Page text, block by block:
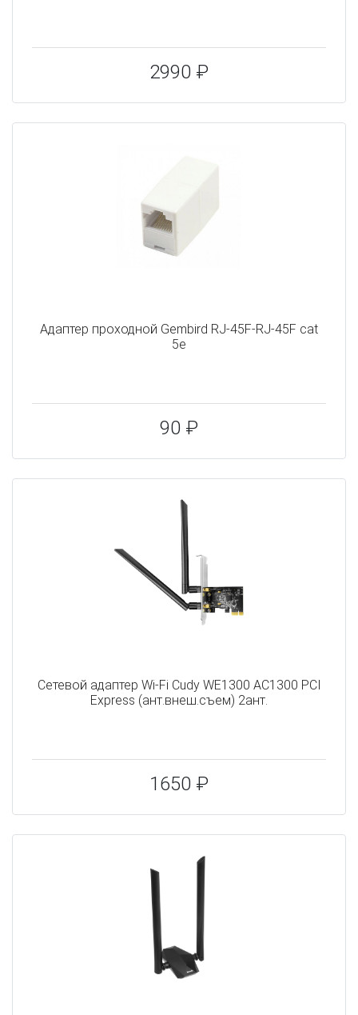
2990 ₽
Адаптер проходной Gembird RJ-45F-RJ-45F cat
5e
90 ₽
Сетевой адаптер Wi-Fi Cudy WE1300 AC1300 PCI
Express (ант.внеш.съем) 2ант.
1650 ₽